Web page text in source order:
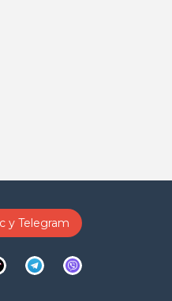
у Telegram